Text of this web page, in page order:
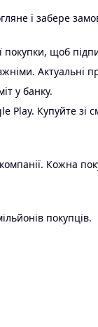
і забере
покупки, щоб
Актуальні
у банку.
Play. Купуйте зі
Кожна
покупців.